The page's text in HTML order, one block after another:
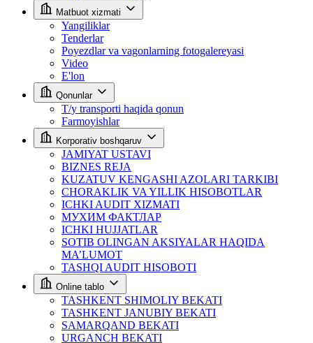
Matbuot xizmati
Yangiliklar
Tenderlar
Poyezdlar va vagonlarning fotogalereyasi
Video
E'lon
Qonunlar
T/y transporti haqida qonun
Farmoyishlar
Korporativ boshqaruv
JAMIYAT USTAVI
BIZNES REJA
KUZATUV KENGASHI AZOLARI TARKIBI
CHORAKLIK VA YILLIK HISOBOTLAR
ICHKI AUDIT XIZMATI
МУХИМ ФАКТЛАР
ICHKI HUJJATLAR
SOTIB OLINGAN AKSIYALAR HAQIDA
MA’LUMOT
TASHQI AUDIT HISOBOTI
Online tablo
TASHKENT SHIMOLIY BEKATI
TASHKENT JANUBIY BEKATI
SAMARQAND BEKATI
URGANCH BEKATI